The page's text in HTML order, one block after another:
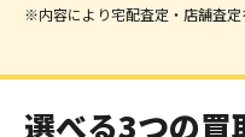
※内容により宅配査定・店舗査定
選べる3つの買